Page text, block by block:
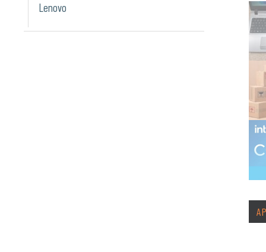
Lenovo